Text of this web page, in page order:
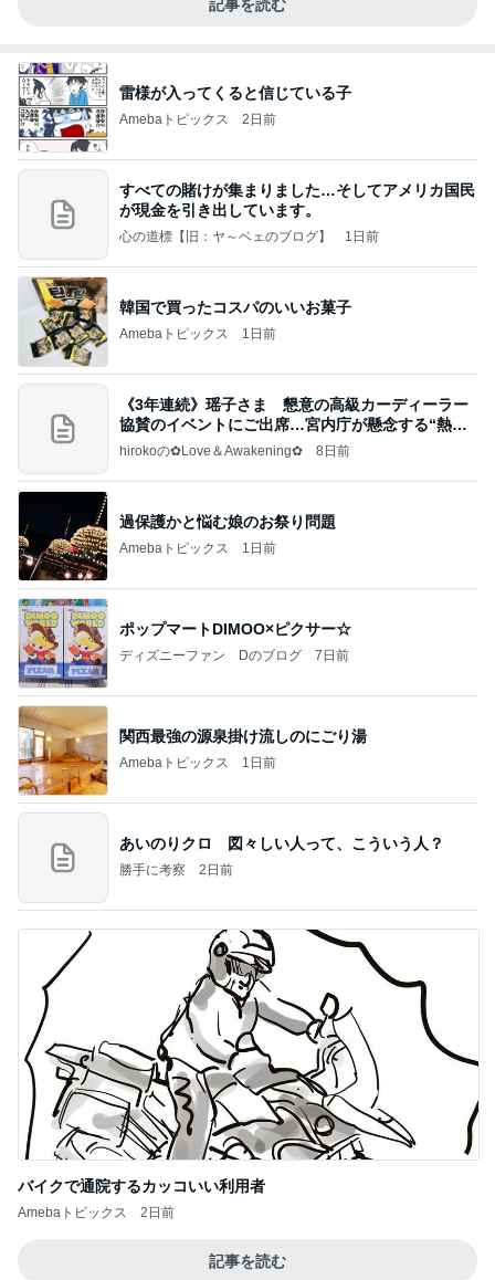
記事を読む
雷様が入ってくると信じている子
Amebaトピックス 2日前
すべての賭けが集まりました…そしてアメリカ国民
が現金を引き出しています。
心の道標【旧：ヤ～ベェのブログ】 1日前
韓国で買ったコスパのいいお菓子
Amebaトピックス 1日前
《3年連続》瑶子さま 懇意の高級カーディーラー
協賛のイベントにご出席…宮内庁が懸念する“熱心
すぎ
hirokoの✿Love＆Awakening✿ 8日前
過保護かと悩む娘のお祭り問題
Amebaトピックス 1日前
ポップマートDIMOO×ピクサー☆
ディズニーファン Dのブログ 7日前
関西最強の源泉掛け流しのにごり湯
Amebaトピックス 1日前
あいのりクロ 図々しい人って、こういう人？
勝手に考察 2日前
バイクで通院するカッコいい利用者
Amebaトピックス 2日前
記事を読む